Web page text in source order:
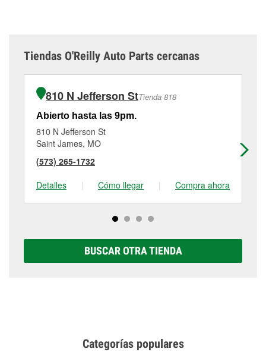
Tiendas O'Reilly Auto Parts cercanas
810 N Jefferson StTienda 818
Abierto hasta las 9pm.
810 N Jefferson St
Saint James, MO
(573) 265-1732
Detalles
| Cómo llegar | Compra ahora
BUSCAR OTRA TIENDA
Categorías populares